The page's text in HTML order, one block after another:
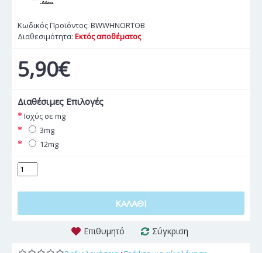
Κωδικός Προϊόντος: BWWHNORTOB
Διαθεσιμότητα: Εκτός αποθέματος
5,90€
Διαθέσιμες Επιλογές
Ισχύς σε mg
3mg
12mg
ΚΑΛΆΘΙ
Επιθυμητό Σύγκριση